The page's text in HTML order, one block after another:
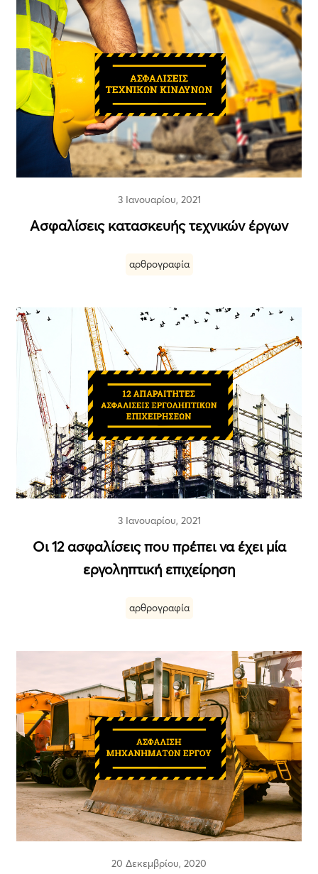
3 Ιανουαρίου, 2021
Ασφαλίσεις κατασκευής τεχνικών έργων
αρθρογραφία
3 Ιανουαρίου, 2021
Οι 12 ασφαλίσεις που πρέπει να έχει μία
εργοληπτική επιχείρηση
αρθρογραφία
20 Δεκεμβρίου, 2020